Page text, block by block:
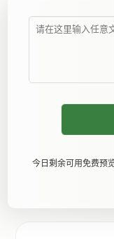
今日剩余可用免费预